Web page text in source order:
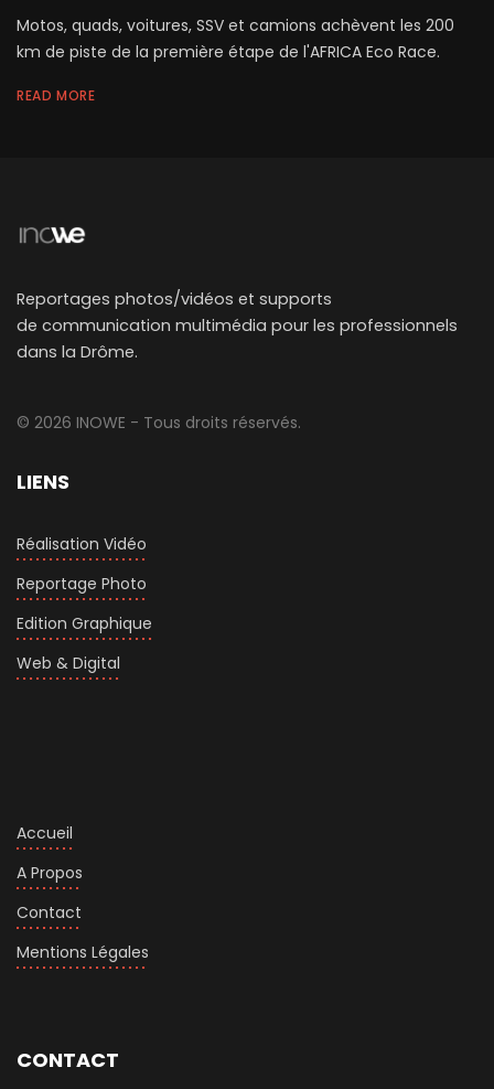
Motos, quads, voitures, SSV et camions achèvent les 200
km de piste de la première étape de l'AFRICA Eco Race.
READ MORE
Reportages photos/vidéos et supports
de communication multimédia pour les professionnels
dans la Drôme.
© 2026 INOWE - Tous droits réservés.
LIENS
Réalisation Vidéo
Reportage Photo
Edition Graphique
Web & Digital
Accueil
A Propos
Contact
Mentions Légales
CONTACT